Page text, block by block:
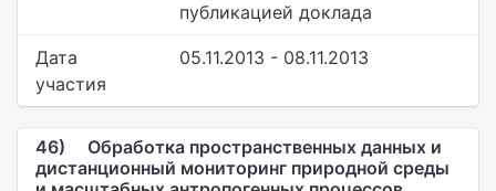
публикацией доклада
Дата
участия
05.11.2013 - 08.11.2013
46)
Обработка пространственных данных и
дистанционный мониторинг природной среды